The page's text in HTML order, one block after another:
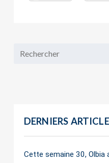
DERNIERS
Cette semaine 30, Olbia